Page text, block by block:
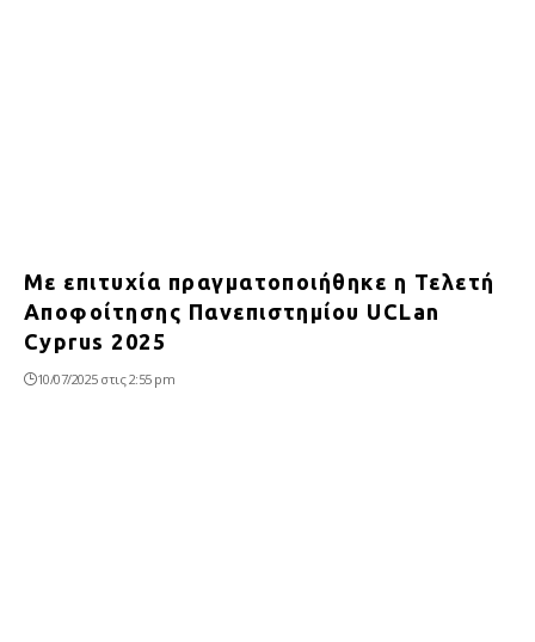
Με επιτυχία πραγματοποιήθηκε η Τελετή
Αποφοίτησης Πανεπιστημίου UCLan
Cyprus 2025
10/07/2025 στις 2:55 pm